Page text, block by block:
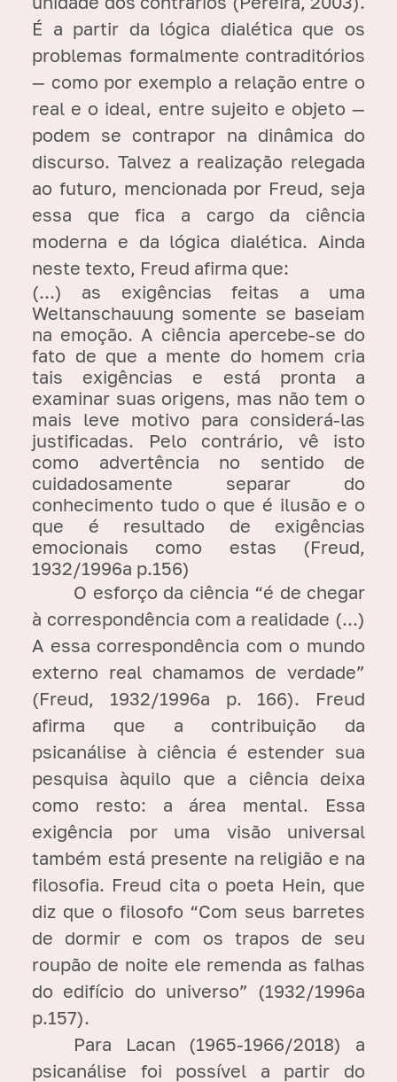
É a partir da lógica dialética que os
problemas formalmente contraditórios
— como por exemplo a relação entre o
real e o ideal, entre sujeito e objeto —
podem se contrapor na dinâmica do
discurso. Talvez a realização relegada
ao futuro, mencionada por Freud, seja
essa que fica a cargo da ciência
moderna e da lógica dialética. Ainda
neste texto, Freud afirma que:
(...) as exigências feitas a uma
Weltanschauung somente se baseiam
na emoção. A ciência apercebe-se do
fato de que a mente do homem cria
tais exigências e está pronta a
examinar suas origens, mas não tem o
mais leve motivo para considerá-las
justificadas. Pelo contrário, vê isto
como advertência no sentido de
cuidadosamente separar do
conhecimento tudo o que é ilusão e o
que é resultado de exigências
emocionais como estas (Freud,
1932/1996a p.156)
O esforço da ciência “é de chegar
à correspondência com a realidade (...)
A essa correspondência com o mundo
externo real chamamos de verdade”
(Freud, 1932/1996a p. 166). Freud
afirma que a contribuição da
psicanálise à ciência é estender sua
pesquisa àquilo que a ciência deixa
como resto: a área mental. Essa
exigência por uma visão universal
também está presente na religião e na
filosofia. Freud cita o poeta Hein, que
diz que o filosofo “Com seus barretes
de dormir e com os trapos de seu
roupão de noite ele remenda as falhas
do edifício do universo” (1932/1996a
p.157).
Para Lacan (1965-1966/2018) a
psicanálise foi possível a partir do